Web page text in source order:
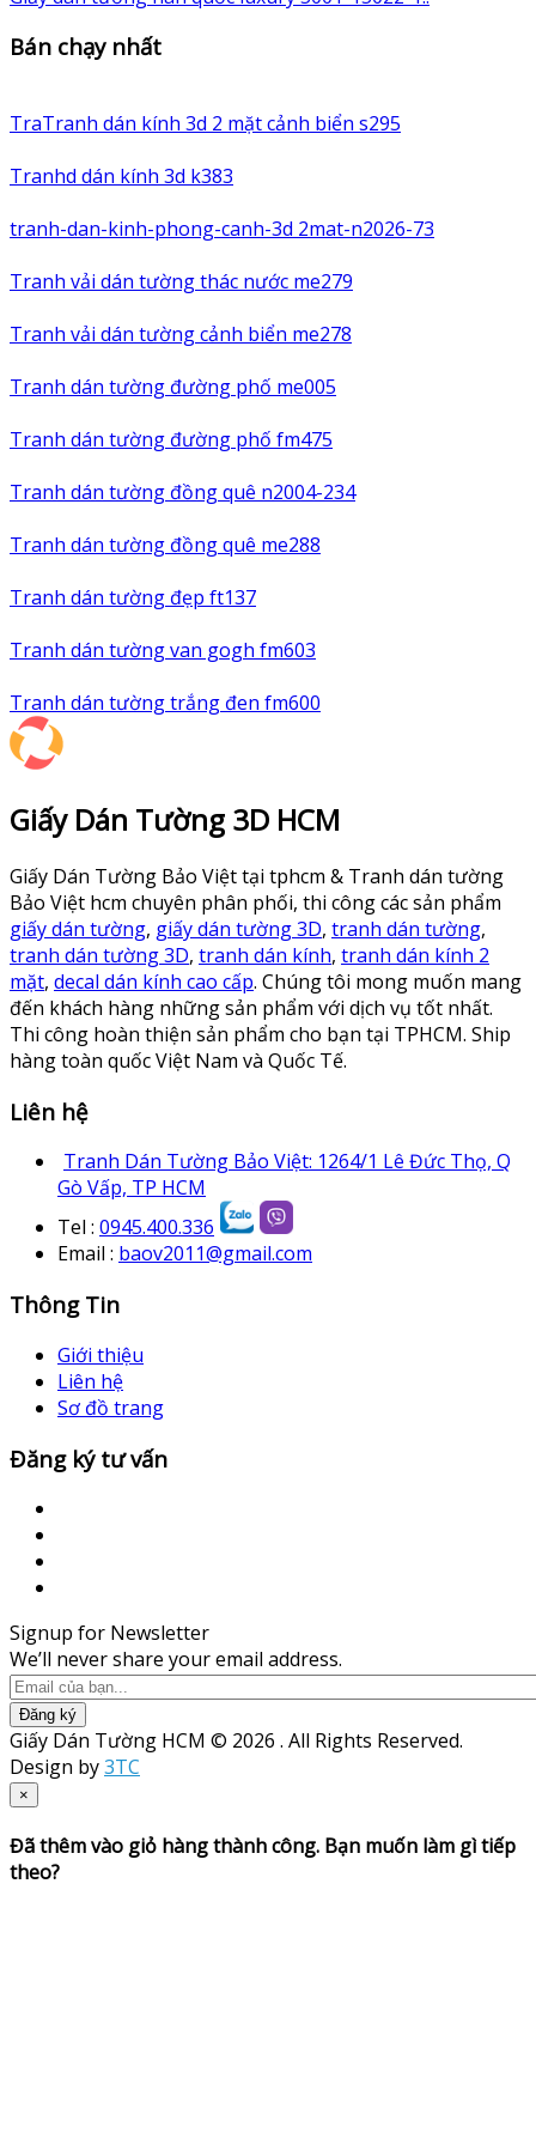
Bán chạy nhất
TraTranh dán kính 3d 2 mặt cảnh biển s295
Tranhd dán kính 3d k383
tranh-dan-kinh-phong-canh-3d 2mat-n2026-73
Tranh vải dán tường thác nước me279
Tranh vải dán tường cảnh biển me278
Tranh dán tường đường phố me005
Tranh dán tường đường phố fm475
Tranh dán tường đồng quê n2004-234
Tranh dán tường đồng quê me288
Tranh dán tường đẹp ft137
Tranh dán tường van gogh fm603
Tranh dán tường trắng đen fm600
Giấy Dán Tường 3D HCM
Giấy Dán Tường Bảo Việt tại tphcm & Tranh dán tường
Bảo Việt hcm chuyên phân phối, thi công các sản phẩm
giấy dán tường, giấy dán tường 3D, tranh dán tường,
tranh dán tường 3D, tranh dán kính, tranh dán kính 2
mặt, decal dán kính cao cấp. Chúng tôi mong muốn mang
đến khách hàng những sản phẩm với dịch vụ tốt nhất.
Thi công hoàn thiện sản phẩm cho bạn tại TPHCM. Ship
hàng toàn quốc Việt Nam và Quốc Tế.
Liên hệ
Tranh Dán Tường Bảo Việt: 1264/1 Lê Đức Thọ, Q
Gò Vấp, TP HCM
Tel : 0945.400.336
Email : baov2011@gmail.com
Thông Tin
Giới thiệu
Liên hệ
Sơ đồ trang
Đăng ký tư vấn
Signup for Newsletter
We’ll never share your email address.
Đăng ký
Giấy Dán Tường HCM © 2026 . All Rights Reserved.
Design by3TC
×
Đã thêm vào giỏ hàng thành công. Bạn muốn làm gì tiếp
theo?